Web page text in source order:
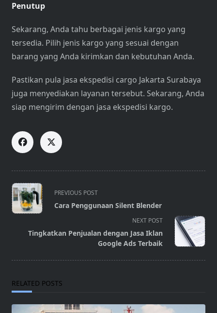
Penutup
Sekarang, Anda tahu berbagai jenis kargo yang
tersedia. Pilih jenis kargo yang sesuai dengan
barang yang Anda kirimkan dan kebutuhan Anda.
Pastikan pula jasa ekspedisi cargo Jakarta Surabaya
juga menyediakan layanan tersebut. Sekarang, Anda
siap mengirim dengan jasa ekspedisi kargo.
<span
class="nav-
subtitle
reader-
PREVIOUS POST
Cara Penggunaan Silent Blender
NEXT POST
Tingkatkan Penjualan dengan Jasa Iklan
Google Ads Terbaik
RELATED POSTS